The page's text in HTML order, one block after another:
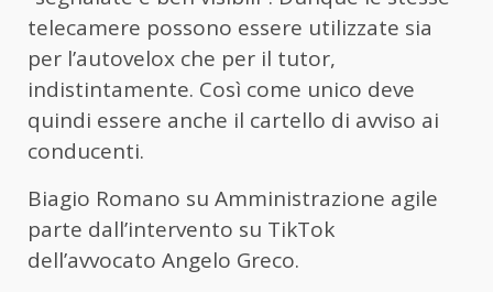
telecamere possono essere utilizzate sia
per l’autovelox che per il tutor,
indistintamente. Così come unico deve
quindi essere anche il cartello di avviso ai
conducenti.
Biagio Romano su Amministrazione agile
parte dall’intervento su TikTok
dell’avvocato Angelo Greco.